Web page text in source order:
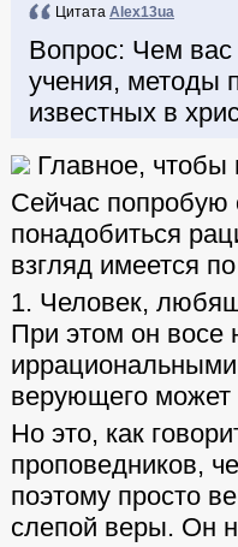
Цитата Alex13ua
Вопрос: Чем вас
учения, методы
известных в
Главное, чтобы
Сейчас попробую
понадобиться
взгляд имеется
1. Человек,
При этом он восе
верующего
Но это, как
проповедников,
поэтому просто
слепой веры. Он